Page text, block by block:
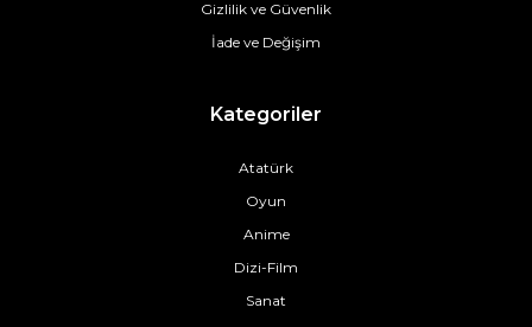
Gizlilik ve Güvenlik
İade ve Değişim
Kategoriler
Atatürk
Oyun
Anime
Dizi-Film
Sanat